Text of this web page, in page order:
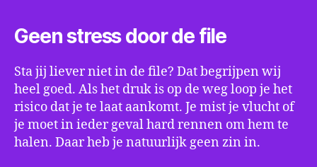
Geen stress door de file
Sta jij liever niet in de file? Dat begrijpen wij
heel goed. Als het druk is op de weg loop je het
risico dat je te laat aankomt. Je mist je vlucht of
je moet in ieder geval hard rennen om hem te
halen. Daar heb je natuurlijk geen zin in.